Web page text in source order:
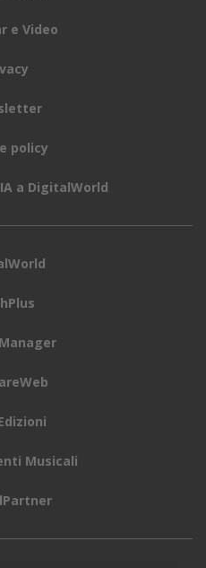
e Video
policy
a DigitalWorld
Musicali